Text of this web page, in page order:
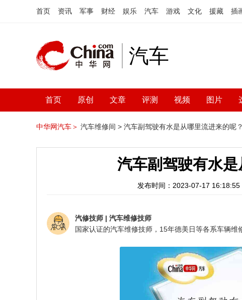
首页 资讯 军事 财经 娱乐 汽车 游戏 文化 援藏 插
汽车
首页 原创 文章 评测 视频 图片
中华网汽车＞ 汽车维修间 > 汽车副驾驶有水是从哪里流进来的呢？
汽车副驾驶有水
发布时间：2023-07-17 16:18:55
汽修技师 | 汽车维修技师